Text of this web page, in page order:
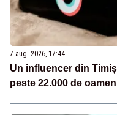
7 aug. 2026, 17:44
Un influencer din
peste 22.000 de